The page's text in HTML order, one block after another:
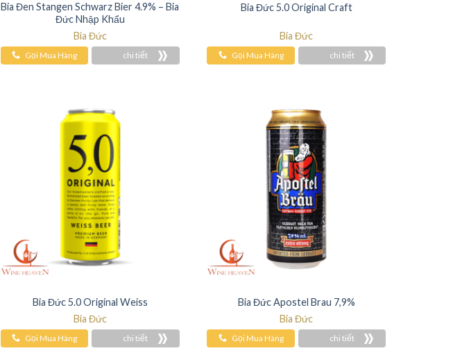
Bia Đen Stangen Schwarz Bier 4.9% – Bia
Đức Nhập Khẩu
Bia Đức
Gọi Mua Hàng chi tiết
Bia Đức 5.0 Original Craft
Bia Đức
Gọi Mua Hàng chi tiết
Bia Đức 5.0 Original Weiss
Bia Đức
Gọi Mua Hàng chi tiết
Bia Đức Apostel Brau 7,9%
Bia Đức
Gọi Mua Hàng chi tiết